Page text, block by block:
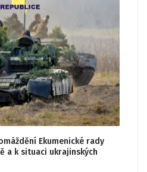
Ekumenické rady
a k situaci ukrajinských